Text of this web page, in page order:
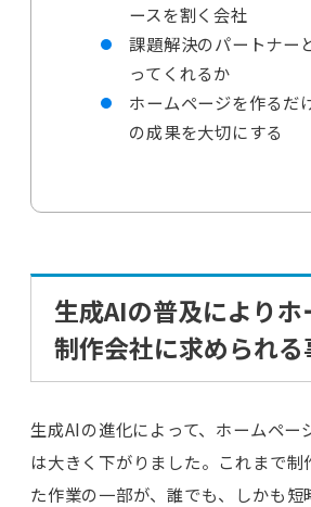
ースを割く会社
課題解決のパートナー
ってくれるか
ホームページを作るだ
の成果を大切にする
生成AIの普及によりホ
制作会社に求められる
生成AIの進化によって、ホームペー
は大きく下がりました。これまで制
た作業の一部が、誰でも、しかも短